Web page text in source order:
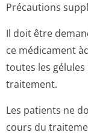
Précautions
Il doit être
ce médicament
toutes les
traitement.
Les patients ne
cours du